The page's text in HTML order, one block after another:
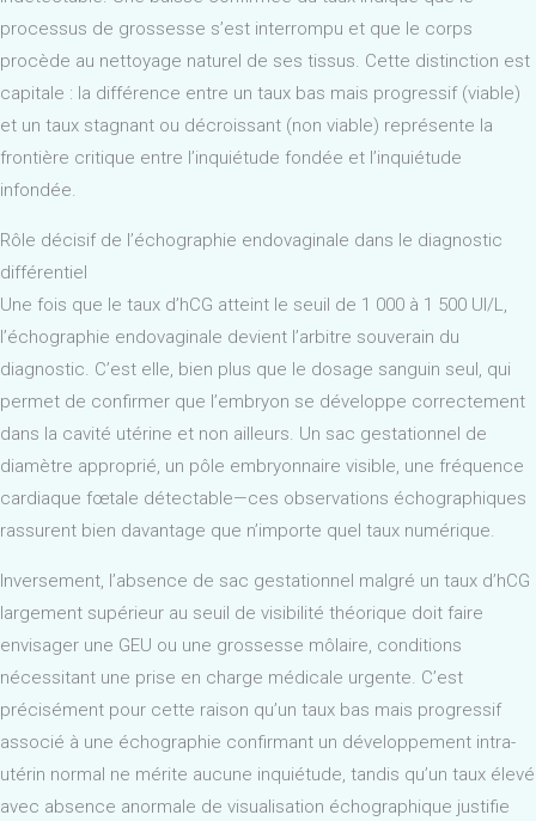
processus de grossesse s’est interrompu et que le corps
procède au nettoyage naturel de ses tissus. Cette distinction est
capitale : la différence entre un taux bas mais progressif (viable)
et un taux stagnant ou décroissant (non viable) représente la
frontière critique entre l’inquiétude fondée et l’inquiétude
infondée.
Rôle décisif de l’échographie endovaginale dans le diagnostic
différentiel
Une fois que le taux d’hCG atteint le seuil de 1 000 à 1 500 UI/L,
l’échographie endovaginale devient l’arbitre souverain du
diagnostic. C’est elle, bien plus que le dosage sanguin seul, qui
permet de confirmer que l’embryon se développe correctement
dans la cavité utérine et non ailleurs. Un sac gestationnel de
diamètre approprié, un pôle embryonnaire visible, une fréquence
cardiaque fœtale détectable—ces observations échographiques
rassurent bien davantage que n’importe quel taux numérique.
Inversement, l’absence de sac gestationnel malgré un taux d’hCG
largement supérieur au seuil de visibilité théorique doit faire
envisager une GEU ou une grossesse môlaire, conditions
nécessitant une prise en charge médicale urgente. C’est
précisément pour cette raison qu’un taux bas mais progressif
associé à une échographie confirmant un développement intra-
utérin normal ne mérite aucune inquiétude, tandis qu’un taux élevé
avec absence anormale de visualisation échographique justifie